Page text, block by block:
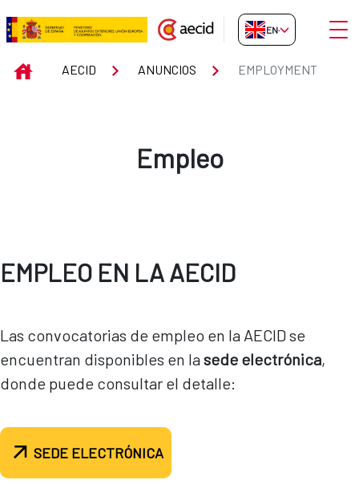
Skip to Main Content
Employment
EN-GB
INICIOAECID ANUNCIOS EMPLOYMENT
Empleo
EMPLEO EN LA AECID
Las convocatorias de empleo en la AECID se
encuentran disponibles en lasede electrónica,
donde puede consultar el detalle:
SEDE ELECTRÓNICA